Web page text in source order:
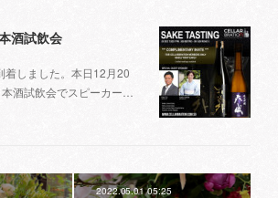
酒試飲会
着しました。本日12月20
酒試飲会でスピーカー…
2022.05.01 05:25